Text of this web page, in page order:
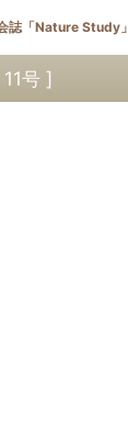
誌「Nature Study」
号 ]